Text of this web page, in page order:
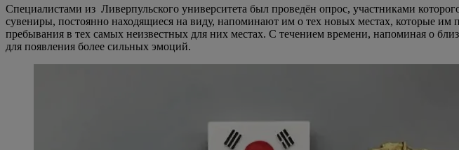
Специалистами из Ливерпульского университета был проведён опрос, участниками
сувениры, постоянно находящиеся на виду, напоминают им о тех новых местах, которые
пребывания в тех самых неизвестных для них местах. С течением времени, напоминая о
для появления более сильных эмоций.